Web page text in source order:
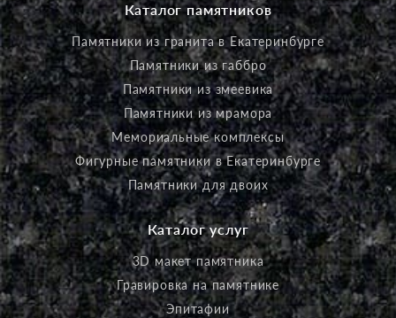
Каталог памятников
Памятники из гранита в Екатеринбурге
Памятники из габбро
Памятники из змеевика
Памятники из мрамора
Мемориальные комплексы
Фигурные памятники в Екатеринбурге
Памятники для двоих
Каталог услуг
3D макет памятника
Гравировка на памятнике
Эпитафии